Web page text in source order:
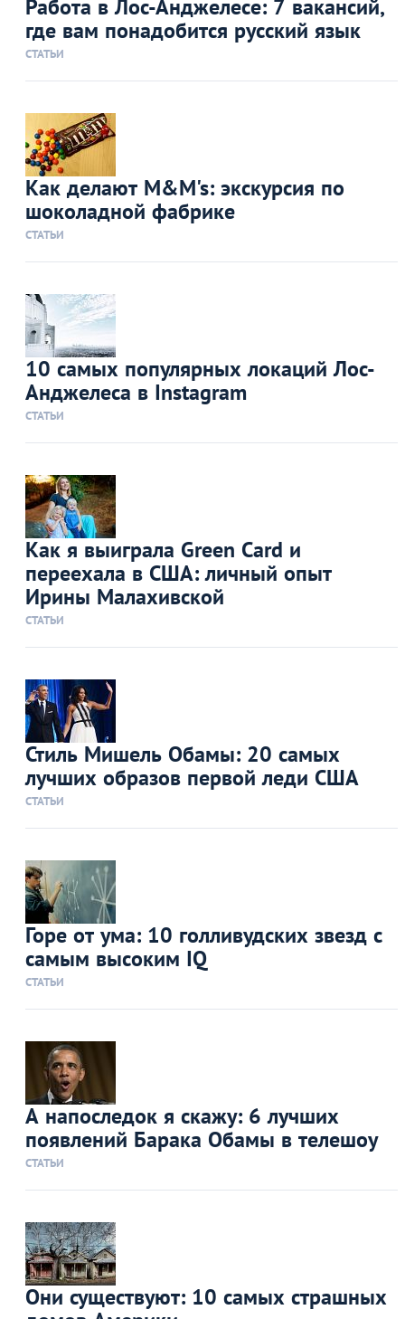
Работа в Лос-Анджелесе: 7 вакансий,
где вам понадобится русский язык
СТАТЬИ
Как делают M&M's: экскурсия по
шоколадной фабрике
СТАТЬИ
10 самых популярных локаций Лос-
Анджелеса в Instagram
СТАТЬИ
Как я выиграла Green Card и
переехала в США: личный опыт
Ирины Малахивской
СТАТЬИ
Стиль Мишель Обамы: 20 самых
лучших образов первой леди США
СТАТЬИ
Горе от ума: 10 голливудских звезд с
самым высоким IQ
СТАТЬИ
А напоследок я скажу: 6 лучших
появлений Барака Обамы в телешоу
СТАТЬИ
Они существуют: 10 самых страшных